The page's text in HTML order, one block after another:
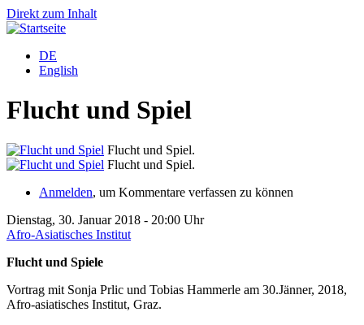
Direkt zum Inhalt
DE
English
Flucht und Spiel
Flucht und Spiel.
Flucht und Spiel.
Anmelden, um Kommentare verfassen zu können
Dienstag, 30. Januar 2018 - 20:00 Uhr
Afro-Asiatisches Institut
Flucht und Spiele
Vortrag mit Sonja Prlic und Tobias Hammerle am 30.Jänner, 2018,
Afro-asiatisches Institut, Graz.